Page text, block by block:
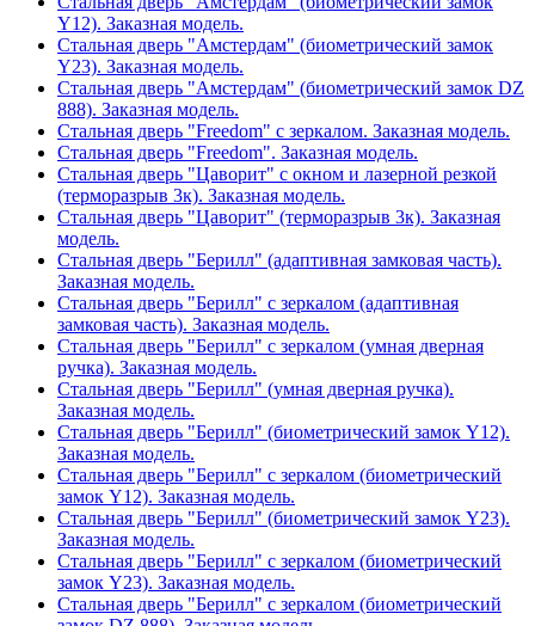
Y12). Заказная модель.
Стальная дверь "Амстердам" (биометрический замок
Y23). Заказная модель.
Стальная дверь "Амстердам" (биометрический замок DZ
888). Заказная модель.
Стальная дверь "Freedom" с зеркалом. Заказная модель.
Стальная дверь "Freedom". Заказная модель.
Стальная дверь "Цаворит" с окном и лазерной резкой
(терморазрыв 3к). Заказная модель.
Стальная дверь "Цаворит" (терморазрыв 3к). Заказная
модель.
Стальная дверь "Берилл" (адаптивная замковая часть).
Заказная модель.
Стальная дверь "Берилл" с зеркалом (адаптивная
замковая часть). Заказная модель.
Стальная дверь "Берилл" с зеркалом (умная дверная
ручка). Заказная модель.
Стальная дверь "Берилл" (умная дверная ручка).
Заказная модель.
Стальная дверь "Берилл" (биометрический замок Y12).
Заказная модель.
Стальная дверь "Берилл" с зеркалом (биометрический
замок Y12). Заказная модель.
Стальная дверь "Берилл" (биометрический замок Y23).
Заказная модель.
Стальная дверь "Берилл" с зеркалом (биометрический
замок Y23). Заказная модель.
Стальная дверь "Берилл" с зеркалом (биометрический